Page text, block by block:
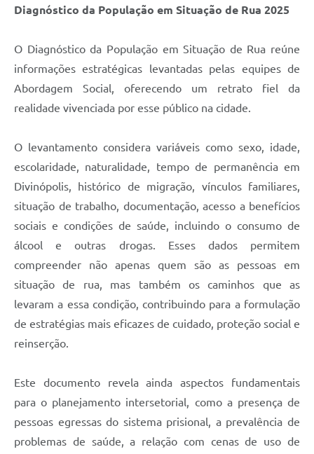
Diagnóstico da População em Situação de Rua 2025
O Diagnóstico da População em Situação de Rua reúne
informações estratégicas levantadas pelas equipes de
Abordagem Social, oferecendo um retrato fiel da
realidade vivenciada por esse público na cidade.
O levantamento considera variáveis como sexo, idade,
escolaridade, naturalidade, tempo de permanência em
Divinópolis, histórico de migração, vínculos familiares,
situação de trabalho, documentação, acesso a benefícios
sociais e condições de saúde, incluindo o consumo de
álcool e outras drogas. Esses dados permitem
compreender não apenas quem são as pessoas em
situação de rua, mas também os caminhos que as
levaram a essa condição, contribuindo para a formulação
de estratégias mais eficazes de cuidado, proteção social e
reinserção.
Este documento revela ainda aspectos fundamentais
para o planejamento intersetorial, como a presença de
pessoas egressas do sistema prisional, a prevalência de
problemas de saúde, a relação com cenas de uso de